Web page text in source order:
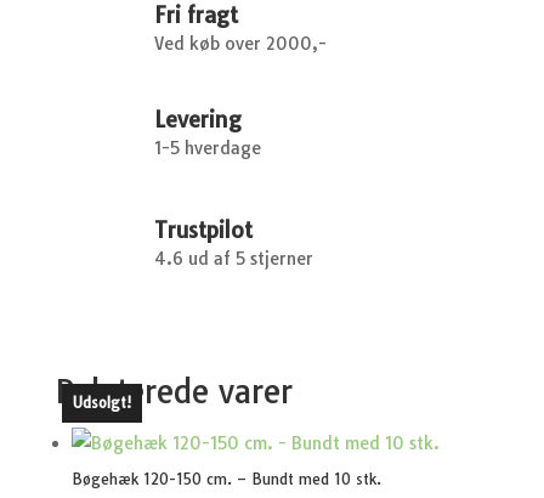
Fri fragt
Ved køb over 2000,-
Levering
1-5 hverdage
Trustpilot
4.6 ud af 5 stjerner
Relaterede varer
Udsolgt!
Bøgehæk 120-150 cm. – Bundt med 10 stk.
Udsolgt!
Udsolgt!
Udsolgt!
Udsolgt!